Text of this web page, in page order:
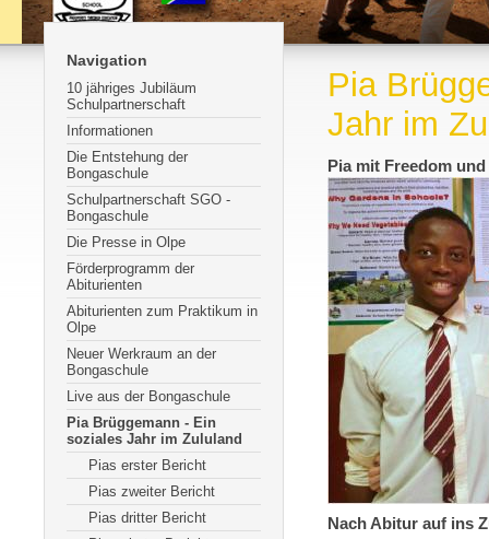
Navigation
10 jähriges Jubiläum
Schulpartnerschaft
Informationen
Die Entstehung der
Bongaschule
Schulpartnerschaft SGO -
Bongaschule
Die Presse in Olpe
Förderprogramm der
Abiturienten
Abiturienten zum Praktikum in
Olpe
Neuer Werkraum an der
Bongaschule
Live aus der Bongaschule
Pia Brüggemann - Ein
soziales Jahr im Zululand
Pias erster Bericht
Pias zweiter Bericht
Pias dritter Bericht
Pia
Jahr im
Pia mit Freedom
Nach Abitur auf ins